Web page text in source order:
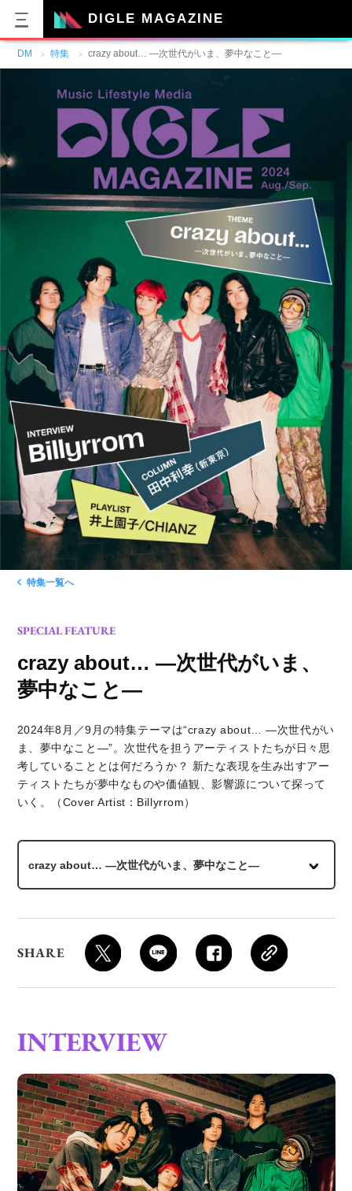
DIGLE MAGAZINE
DM 特集 crazy about… ―次世代がいま、夢中なこと―
特集一覧へ
SPECIAL FEATURE
crazy about… ―次世代がいま、
夢中なこと―
2024年8月／9月の特集テーマは“crazy about… ―次世代がい
ま、夢中なこと―”。次世代を担うアーティストたちが日々思
考していることとは何だろうか？ 新たな表現を生み出すアー
ティストたちが夢中なものや価値観、影響源について探って
いく。（Cover Artist：Billyrrom）
crazy about… ―次世代がいま、夢中なこと―
SHARE
INTERVIEW